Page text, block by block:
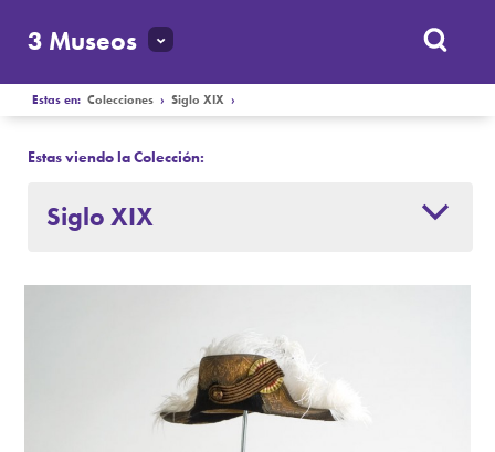
3 Museos
Estas en:Colecciones ›Siglo XIX ›
Estas viendo la Colección:
Siglo XIX